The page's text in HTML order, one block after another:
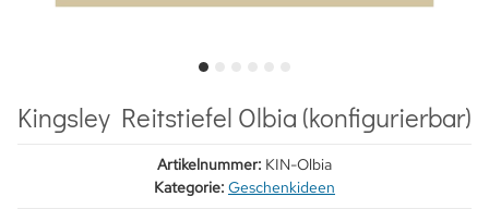
Kingsley Reitstiefel Olbia (konfigurierbar)
Artikelnummer: KIN-Olbia
Kategorie: Geschenkideen